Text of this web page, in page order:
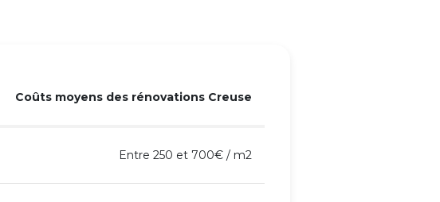
Coûts moyens des rénovations Creuse
Entre 250 et 700€ / m2